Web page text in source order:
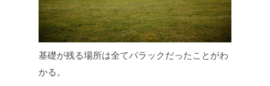
基礎が残る場所は全てバラックだったことがわ
かる。